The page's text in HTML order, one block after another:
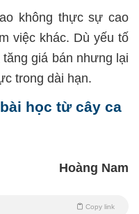
không thực sự cao
việc khác. Dù yếu tố
giá bán nhưng lại
trong dài hạn.
học từ cây ca
Hoàng Nam
Copy link